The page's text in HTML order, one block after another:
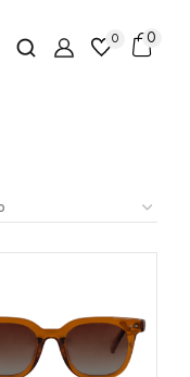
0 0